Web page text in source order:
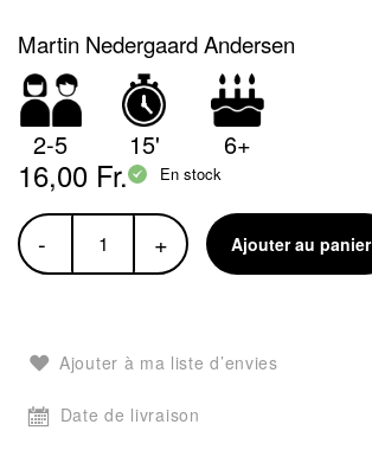
Martin Nedergaard Andersen
2-5 15' 6+
16,00 Fr. En stock
- + Ajouter au panier
Ajouter à ma liste d’envies
Date de livraison